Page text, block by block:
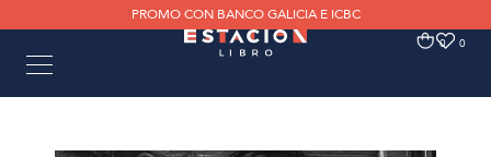
PROMO CON BANCO GALICIA E ICBC
0 0